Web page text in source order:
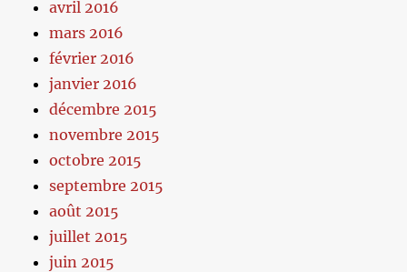
avril 2016
mars 2016
février 2016
janvier 2016
décembre 2015
novembre 2015
octobre 2015
septembre 2015
août 2015
juillet 2015
juin 2015